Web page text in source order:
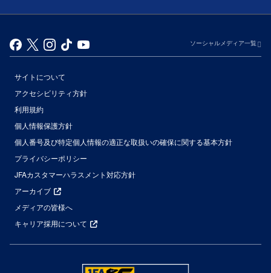
ソーシャルメディア一覧
サイトについて
アクセシビリティ方針
利用規約
個人情報保護方針
個人番号及び特定個人情報の適正な取扱いの確保に関する基本方針
プライバシーポリシー
JFAカスタマーハラスメント対応方針
アーカイブ
メディアの皆様へ
キャリア採用について